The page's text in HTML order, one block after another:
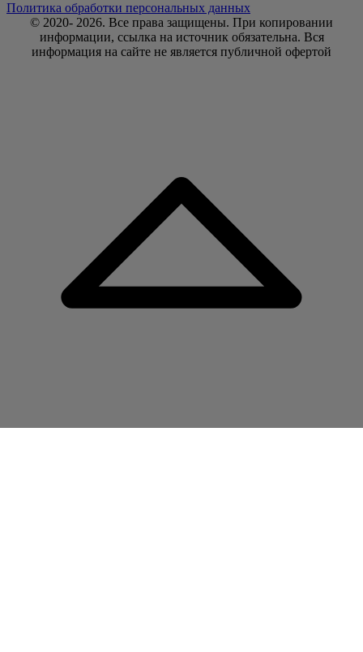
Политика обработки персональных данных
© 2020- 2026. Bce права защищены. При копировании
информации, ссылка на источник обязательна. Вся
информация на сайте не является публичной офертой